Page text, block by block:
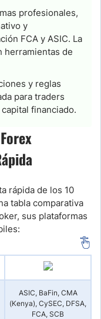
profesionales,
y
FCA y ASIC. La
herramientas de
y reglas
para traders
financiado.
rápida de los 10
tabla comparativa
sus plataformas
ASIC, BaFin, CMA
(Kenya), CySEC, DFSA,
FCA, SCB